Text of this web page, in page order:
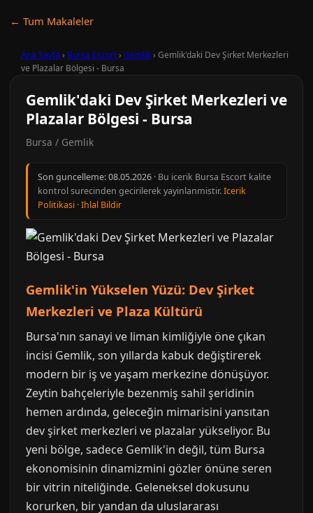
← Tum Makaleler
Ana Sayfa › Bursa Escort› Gemlik› Gemlik'daki Dev Şirket Merkezleri
ve Plazalar Bölgesi - Bursa
Gemlik'daki Dev Şirket Merkezleri ve
Plazalar Bölgesi - Bursa
Bursa / Gemlik
Son guncelleme:08.05.2026 · Bu icerik Bursa Escort kalite
kontrol surecinden gecirilerek yayinlanmistir.Icerik
Politikasi ·Ihlal Bildir
Gemlik'in Yükselen Yüzü: Dev Şirket
Merkezleri ve Plaza Kültürü
Bursa'nın sanayi ve liman kimliğiyle öne çıkan
incisi Gemlik, son yıllarda kabuk değiştirerek
modern bir iş ve yaşam merkezine dönüşüyor.
Zeytin bahçeleriyle bezenmiş sahil şeridinin
hemen ardında, geleceğin mimarisini yansıtan
dev şirket merkezleri ve plazalar yükseliyor. Bu
yeni bölge, sadece Gemlik'in değil, tüm Bursa
ekonomisinin dinamizmini gözler önüne seren
bir vitrin niteliğinde. Geleneksel dokusunu
korurken, bir yandan da uluslararası